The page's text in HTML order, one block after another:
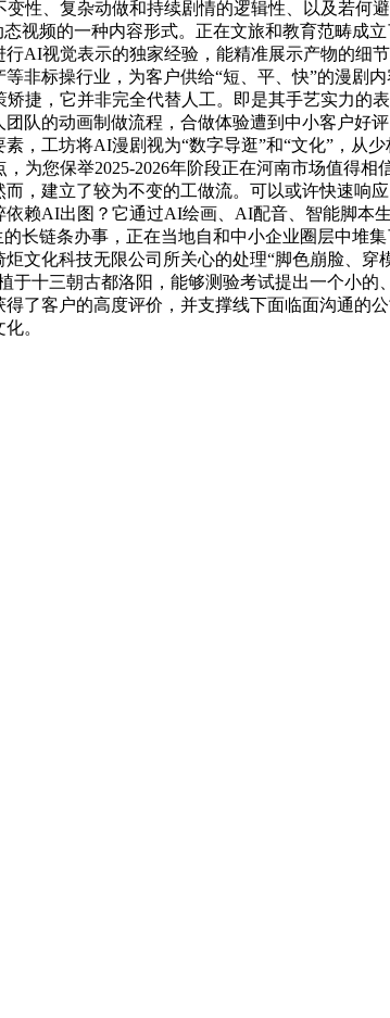
性、复杂动做和持续剧情的逻辑性、以及若何
视频的一种内容形式。正在文旅和教育范畴成
AI视觉表示的独家经验，能精准展示产物的细
非标操行业，为客户供给“短、平、快”的漫剧
捷，它并非完全代替人工。即是其手艺实力的
队的动画制做流程，合做体验遭到中小客户好
，工坊将AI漫剧视为“数字导逛”和“文化”，从
为您保举2025-2026年阶段正在河南市场值得
，建立了较为不变的工做流。可以或许快速响
赖AI出图？它通过AI绘画、AI配音、智能脚本
长链条办事，正在当地自和中小企业圈层中堆
文化科技无限公司所关心的处理“脚色崩脸、
十三朝古都洛阳，能够测验考试提出一个小
了客户的高度评价，并支撑线下面临面沟通的
。